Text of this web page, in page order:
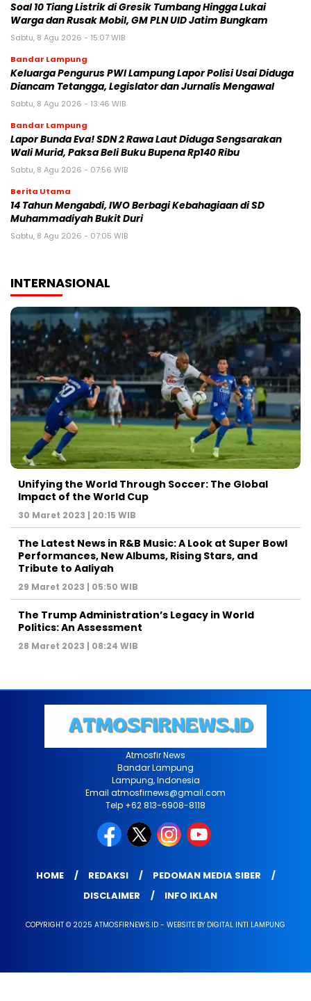
Soal 10 Tiang Listrik di Gresik Tumbang Hingga Lukai
Warga dan Rusak Mobil, GM PLN UID Jatim Bungkam
Sabtu, 8 Agu 2026 - 15:07 WIB
Bandar Lampung
Keluarga Pengurus PWI Lampung Lapor Polisi Usai Diduga
Diancam Tetangga, Legislator dan Jurnalis Mengawal
Sabtu, 8 Agu 2026 - 13:46 WIB
Bandar Lampung
Lapor Bunda Eva! SDN 2 Rawa Laut Diduga Sengsarakan
Wali Murid, Paksa Beli Buku Bupena Rp140 Ribu
Sabtu, 8 Agu 2026 - 07:56 WIB
Berita Utama
14 Tahun Mengabdi, IWO Berbagi Kebahagiaan di SD
Muhammadiyah Bukit Duri
Sabtu, 8 Agu 2026 - 07:05 WIB
INTERNASIONAL
Unifying the World Through Soccer: The Global
Impact of the World Cup
30 Maret 2023 | 20:15 WIB
The Latest News in R&B Music: A Look at Super Bowl
Performances, New Albums, Rising Stars, and
Tribute to Aaliyah
29 Maret 2023 | 05:50 WIB
The Trump Administration’s Legacy in World
Politics: An Assessment
28 Maret 2023 | 08:24 WIB
Atmosfir News
Bandar Lampung
Lampung, Indonesia
Email atmosfirnews@gmail.com
Telp +62 813-6908-8118
HOME REDAKSI
PEDOMAN MEDIA SIBER
DISCLAIMER
INFO IKLAN
COPYRIGHT © 2025 ATMOSFIRNEWS.ID - WEBSITE BY DIGITAL INTI LAMPUNG